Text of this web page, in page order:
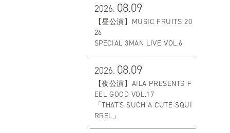
2026. 08.09
【昼公演】MUSIC FRUITS 20
26
SPECIAL 3MAN LIVE VOL.6
2026. 08.09
【夜公演】AILA PRESENTS F
EEL GOOD VOL.17
「THAT'S SUCH A CUTE SQUI
RREL」